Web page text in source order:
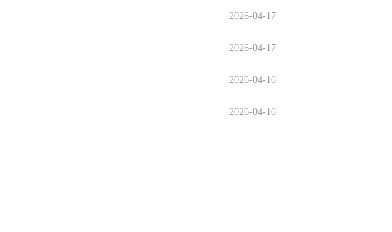
2026-04-17
2026-04-17
2026-04-16
2026-04-16